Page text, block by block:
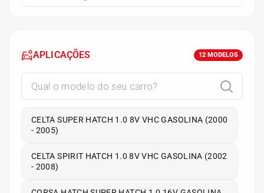
APLICAÇÕES 12 MODELOS
CELTA SUPER HATCH 1.0 8V VHC GASOLINA (2000
- 2005)
CELTA SPIRIT HATCH 1.0 8V VHC GASOLINA (2002
- 2008)